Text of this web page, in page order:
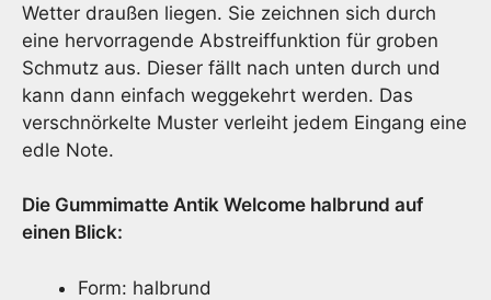
Wetter draußen liegen. Sie zeichnen sich durch
eine hervorragende Abstreiffunktion für groben
Schmutz aus. Dieser fällt nach unten durch und
kann dann einfach weggekehrt werden. Das
verschnörkelte Muster verleiht jedem Eingang eine
edle Note.
Die Gummimatte Antik Welcome halbrund auf
einen Blick:
Form: halbrund